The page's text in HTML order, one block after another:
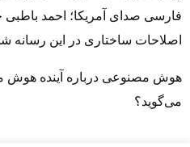
فارسی صدای آمریکا؛ احمد باطبی
اصلاحات ساختاری در این رسانه
هوش مصنوعی درباره آینده
می‌گوید؟